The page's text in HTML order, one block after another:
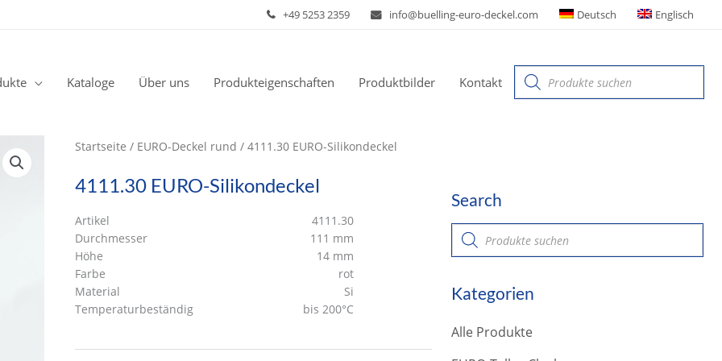
+49 5253 2359 info@buelling-euro-deckel.com Deutsch Englisch
Kataloge Über uns Produkteigenschaften Produktbilder Kontakt
Products
search
Startseite / EURO-Deckel rund / 4111.30 EURO-Silikondeckel
4111.30 EURO-Silikondeckel
Artikel
4111.30
Durchmesser
111 mm
Höhe
14 mm
Farbe
rot
Material
Si
Temperaturbeständig
bis 200°C
Search
P
o
c
s
Kategorien
Alle Produkte